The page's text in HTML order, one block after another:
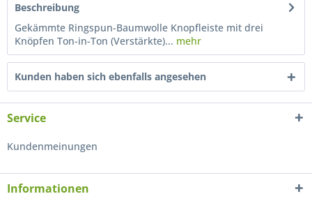
Beschreibung
Gekämmte Ringspun-Baumwolle Knopfleiste mit drei
Knöpfen Ton-in-Ton (Verstärkte)... mehr
Kunden haben sich ebenfalls angesehen
Service
Kundenmeinungen
Informationen